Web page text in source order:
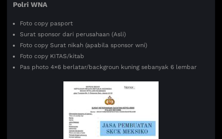
Polri WNA
Foto copy pasport
Surat sponsor dari perusahaan (Asli)
Foto copy Surat nikah (apabila sponsor wni)
Foto copy KITAS/kitab
Pas photo 4×6 berlatar/backgroun kuning sebanyak 6 lembar